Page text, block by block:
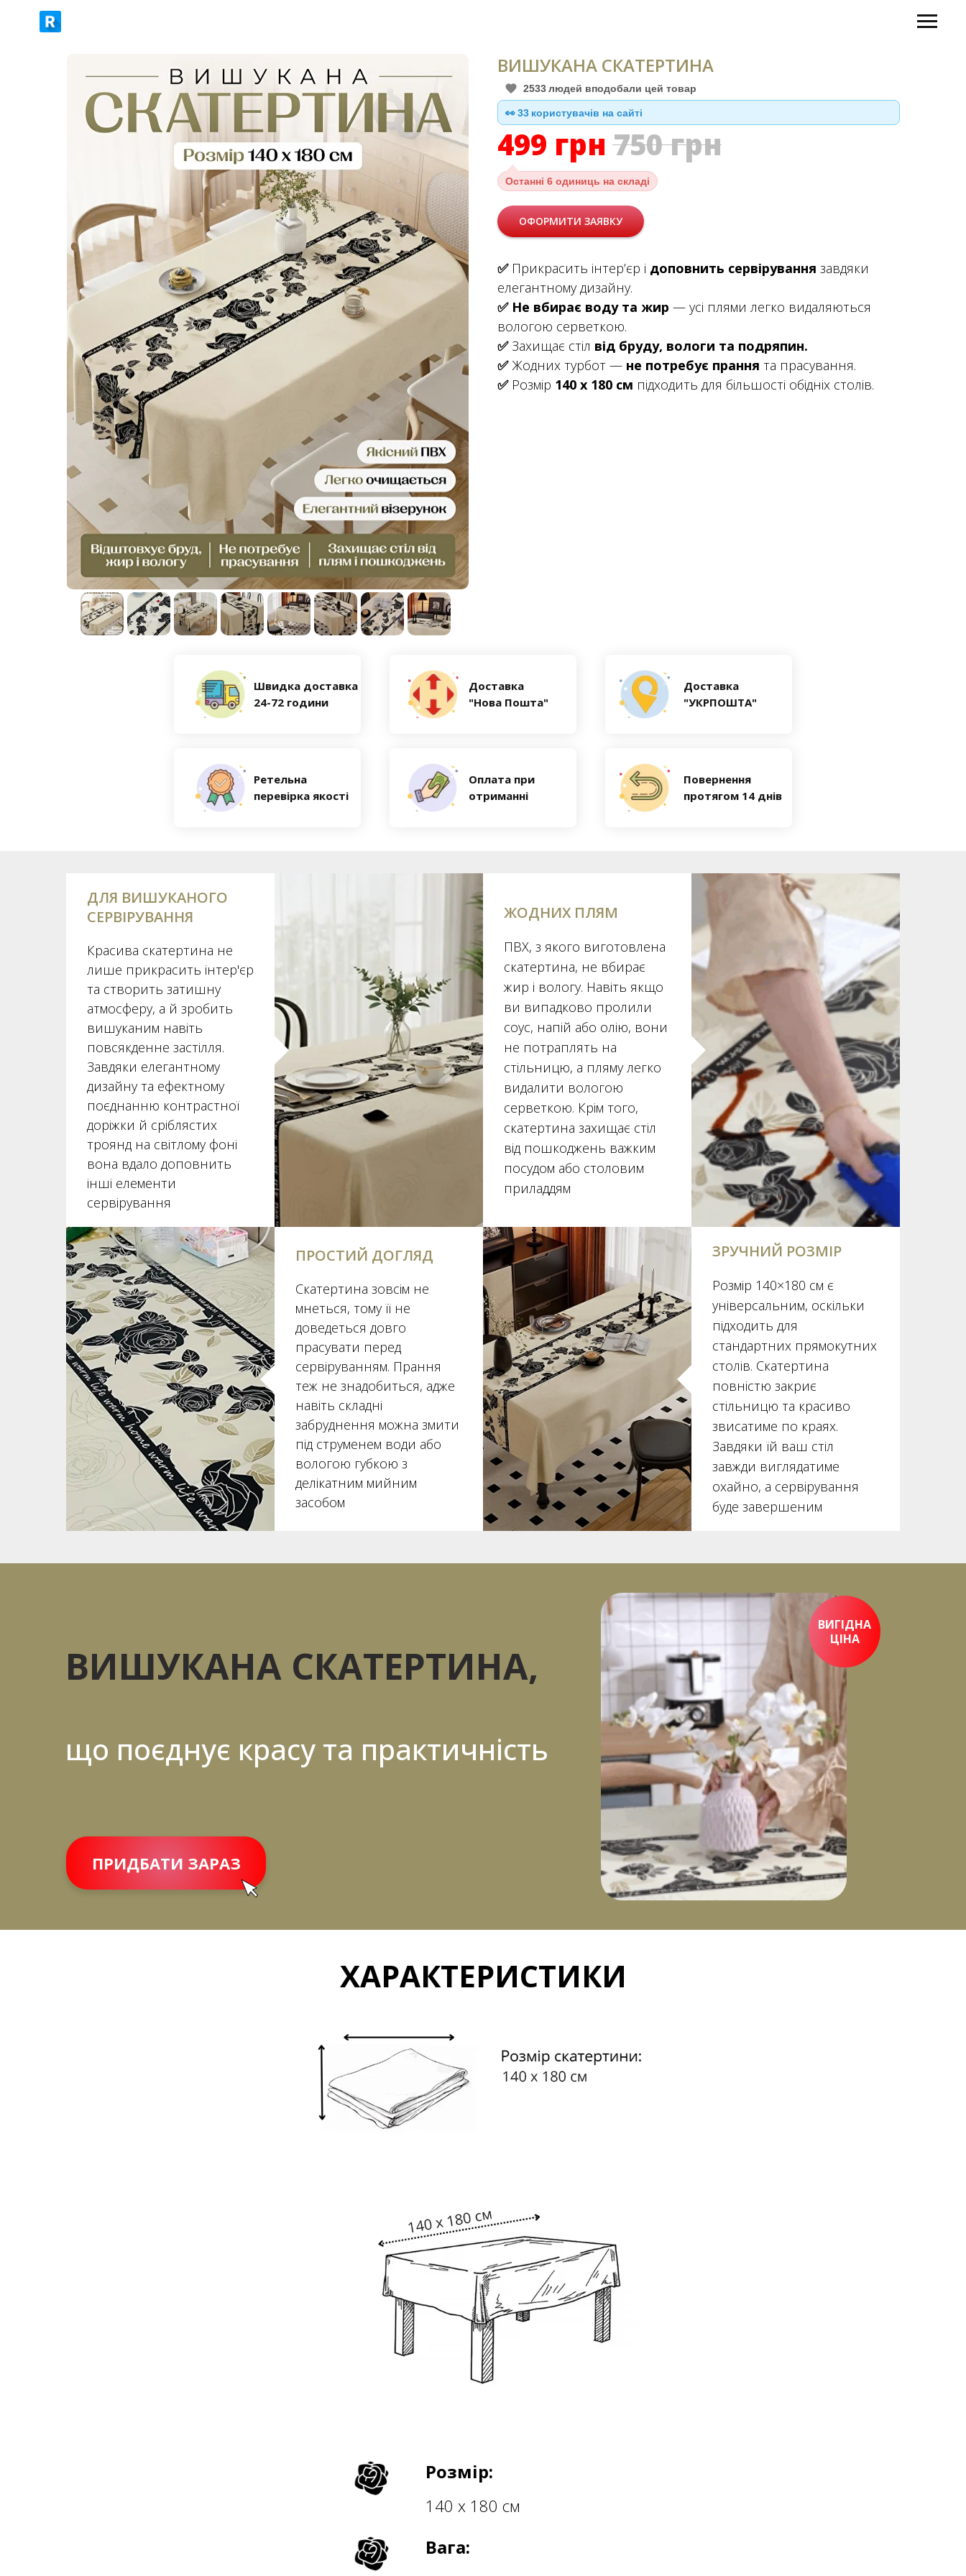
ВИШУКАНА СКАТЕРТИНА
2533 людей вподобали цей товар
👀33 користувачів на сайті
499 грн 750грн
Останні 6 одиниць на складі
ОФОРМИТИ ЗАЯВКУ
✅Прикрасить інтер’єр і доповнить сервірування завдяки
елегантному дизайну.
✅ Не вбирає воду та жир — усі плями легко видаляються
вологою серветкою.
✅Захищає стіл від бруду, вологи та подряпин.
✅Жодних турбот — не потребує прання та прасування.
✅Розмір 140 х 180 см підходить для більшості обідніх столів.
Оплата при
отриманні
Ретельна
перевірка якості
Швидка доставка
24-72 години
Доставка
"Нова Пошта"
Доставка
"УКРПОШТА"
Повернення
протягом 14 днів
ДЛЯ ВИШУКАНОГО
СЕРВІРУВАННЯ
Красива скатертина не
лише прикрасить інтер'єр
та створить затишну
атмосферу, а й зробить
вишуканим навіть
повсякденне застілля.
Завдяки елегантному
дизайну та ефектному
поєднанню контрастної
доріжки й сріблястих
троянд на світлому фоні
вона вдало доповнить
інші елементи
сервірування
ЖОДНИХ ПЛЯМ
ПВХ, з якого виготовлена
скатертина, не вбирає
жир і вологу. Навіть якщо
ви випадково пролили
соус, напій або олію, вони
не потраплять на
стільницю, а пляму легко
видалити вологою
серветкою. Крім того,
скатертина захищає стіл
від пошкоджень важким
посудом або столовим
приладдям
ПРОСТИЙ ДОГЛЯД
Скатертина зовсім не
мнеться, тому її не
доведеться довго
прасувати перед
сервіруванням. Прання
теж не знадобиться, адже
навіть складні
забруднення можна змити
під струменем води або
вологою губкою з
делікатним мийним
засобом
ЗРУЧНИЙ РОЗМІР
Розмір 140×180 см є
універсальним, оскільки
підходить для
стандартних прямокутних
столів. Скатертина
повністю закриє
стільницю та красиво
звисатиме по краях.
Завдяки їй ваш стіл
завжди виглядатиме
охайно, а сервірування
буде завершеним
ПРИДБАТИ ЗАРАЗ
ВИШУКАНА СКАТЕРТИНА,
що поєднує красу та практичність
ВИГІДНА
ЦІНА
ХАРАКТЕРИСТИКИ
Розмір:
140 х 180 см
Вага: